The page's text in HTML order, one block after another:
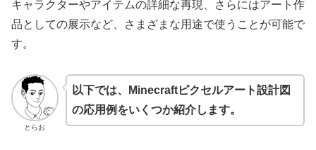
キャラクターやアイテムの詳細な再現、さらにはアート作
品としての展示など、さまざまな用途で使うことが可能で
す。
とらお
以下では、Minecraftピクセルアート設計図
の応用例をいくつか紹介します。